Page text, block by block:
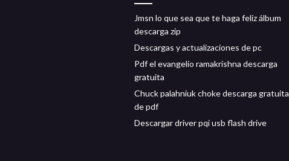
Jmsn lo que sea que te haga feliz álbum
descarga zip
Descargas y actualizaciones de pc
Pdf el evangelio ramakrishna descarga
gratuita
Chuck palahniuk choke descarga gratuita
de pdf
Descargar driver pqi usb flash drive